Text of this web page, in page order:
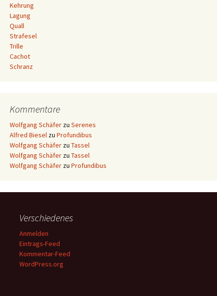
Kehrung
Lagung
Quall
Strafesel
Trille
Cachot
Schranz
Kommentare
Wolfgang Schäfer zu Serenes
Alfred Biesel zu Profundibus
Wolfgang Schäfer zu Tassel
Wolfgang Schäfer zu Tassel
Wolfgang Schäfer zu Profundibus
Verschiedenes
Anmelden
Eintrags-Feed
Kommentar-Feed
WordPress.org